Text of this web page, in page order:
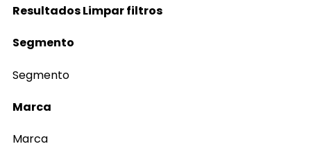
ResultadosLimpar filtros
Segmento
Segmento
Marca
Marca